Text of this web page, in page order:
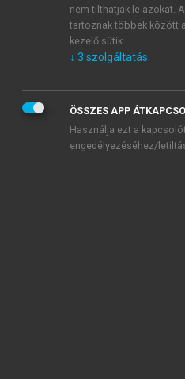
mersz.huoldalak
tudomásul veszem és
nem tilthatják le azokat.
tartoznak többek között
kezelő sütik.
↓ 3 szolgáltatás
ÖSSZES APP
Használja ezt a
engedélyezéséhez/